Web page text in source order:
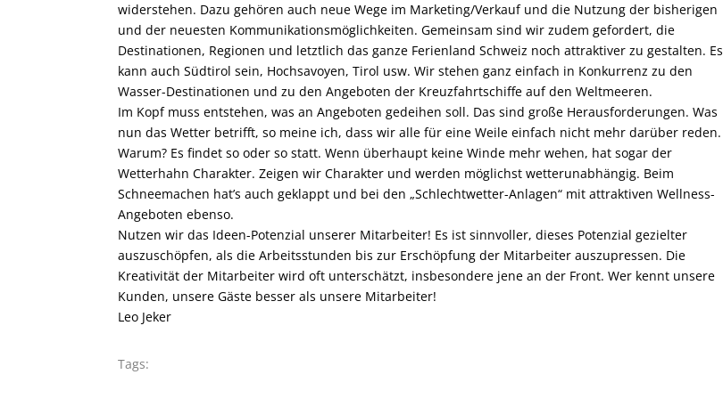
widerstehen. Dazu gehören auch neue Wege im Marketing/Verkauf und die Nutzung der bisherigen
und der neuesten Kommunikationsmöglichkeiten. Gemeinsam sind wir zudem gefordert, die
Destinationen, Regionen und letztlich das ganze Ferienland Schweiz noch attraktiver zu gestalten. Es
kann auch Südtirol sein, Hochsavoyen, Tirol usw. Wir stehen ganz einfach in Konkurrenz zu den
Wasser-Destinationen und zu den Angeboten der Kreuzfahrtschiffe auf den Weltmeeren.
Im Kopf muss entstehen, was an Angeboten gedeihen soll. Das sind große Herausforderungen. Was
nun das Wetter betrifft, so meine ich, dass wir alle für eine Weile einfach nicht mehr darüber reden.
Warum? Es findet so oder so statt. Wenn überhaupt keine Winde mehr wehen, hat sogar der
Wetterhahn Charakter. Zeigen wir Charakter und werden möglichst wetterunabhängig. Beim
Schneemachen hat’s auch geklappt und bei den „Schlechtwetter-Anlagen“ mit attraktiven Wellness-
Angeboten ebenso.
Nutzen wir das Ideen-Potenzial unserer Mitarbeiter! Es ist sinnvoller, dieses Potenzial gezielter
auszuschöpfen, als die Arbeitsstunden bis zur Erschöpfung der Mitarbeiter auszupressen. Die
Kreativität der Mitarbeiter wird oft unterschätzt, insbesondere jene an der Front. Wer kennt unsere
Kunden, unsere Gäste besser als unsere Mitarbeiter!
Leo Jeker
Tags: